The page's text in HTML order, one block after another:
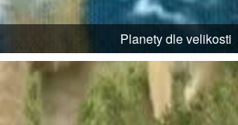
Planety dle velikosti